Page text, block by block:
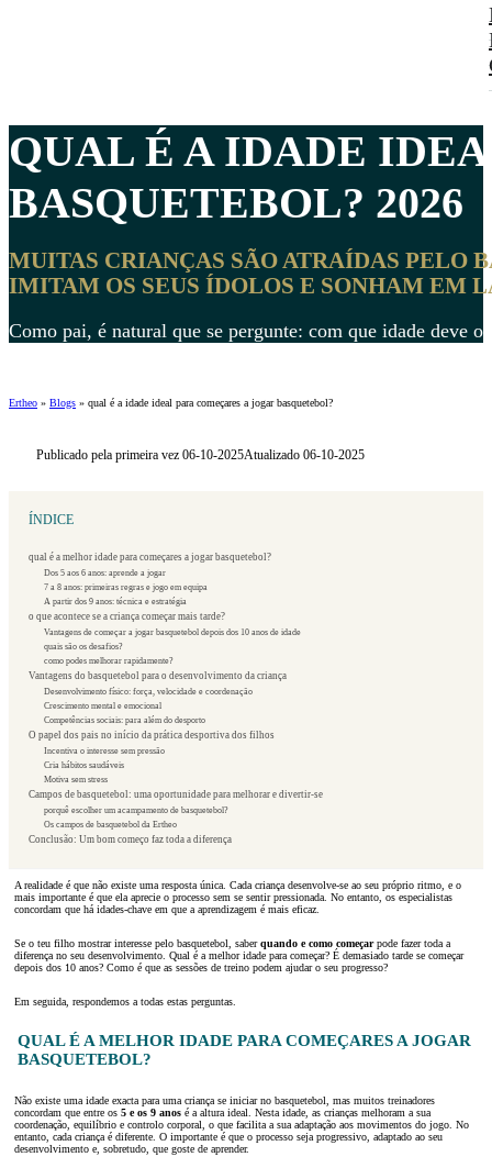
QUAL É A IDADE
BASQUETEBOL? 2026
MUITAS CRIANÇAS SÃO ATRAÍDAS PELO
IMITAM OS SEUS ÍDOLOS E SONHAM EM
Como pai, é natural que se pergunte: com que idade deve
Ertheo » Blogs » qual é a idade ideal para começares a jogar basquetebol?
Publicado pela primeira vez 06-10-2025Atualizado 06-10-2025
ÍNDICE
qual é a melhor idade para começares a jogar basquetebol?
Dos 5 aos 6 anos: aprende a jogar
7 a 8 anos: primeiras regras e jogo em equipa
A partir dos 9 anos: técnica e estratégia
o que acontece se a criança começar mais tarde?
Vantagens de começar a jogar basquetebol depois dos 10 anos de idade
quais são os desafios?
como podes melhorar rapidamente?
Vantagens do basquetebol para o desenvolvimento da criança
Desenvolvimento físico: força, velocidade e coordenação
Crescimento mental e emocional
Competências sociais: para além do desporto
O papel dos pais no início da prática desportiva dos filhos
Incentiva o interesse sem pressão
Cria hábitos saudáveis
Motiva sem stress
Campos de basquetebol: uma oportunidade para melhorar e divertir-se
porquê escolher um acampamento de basquetebol?
Os campos de basquetebol da Ertheo
Conclusão: Um bom começo faz toda a diferença
A realidade é que não existe uma resposta única. Cada criança desenvolve-se ao seu próprio ritmo, e o
mais importante é que ela aprecie o processo sem se sentir pressionada. No entanto, os especialistas
concordam que há idades-chave em que a aprendizagem é mais eficaz.
Se o teu filho mostrar interesse pelo basquetebol, saberquando e como começarpode fazer toda a
diferença no seu desenvolvimento. Qual é a melhor idade para começar? É demasiado tarde se começar
depois dos 10 anos? Como é que as sessões de treino podem ajudar o seu progresso?
Em seguida, respondemos a todas estas perguntas.
QUAL É A MELHOR IDADE PARA COMEÇARES A JOGAR
BASQUETEBOL?
Não existe uma idade exacta para uma criança se iniciar no basquetebol, mas muitos treinadores
concordam que entre os 5 e os 9 anos é a altura ideal. Nesta idade, as crianças melhoram a sua
coordenação, equilíbrio e controlo corporal, o que facilita a sua adaptação aos movimentos do jogo. No
entanto, cada criança é diferente. O importante é que o processo seja progressivo, adaptado ao seu
desenvolvimento e, sobretudo, que goste de aprender.